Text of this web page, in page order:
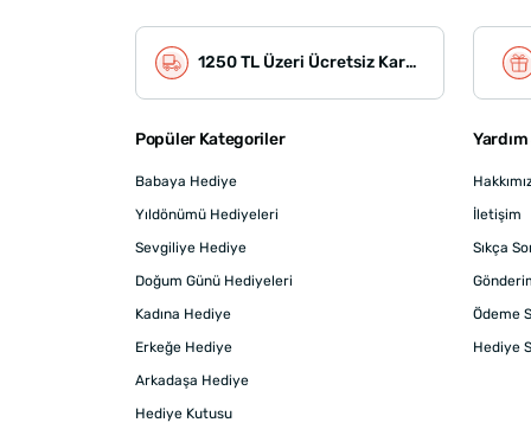
1250 TL Üzeri Ücretsiz Kargo
Popüler Kategoriler
Babaya Hediye
Yıldönümü Hediyeleri
Sevgiliye Hediye
Doğum Günü Hediyeleri
Kadına Hediye
Erkeğe Hediye
Arkadaşa Hediye
Hediye Kutusu
İletişim
Sıkça
Ödeme
Hediye